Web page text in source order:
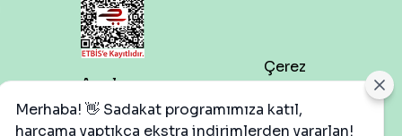
Çerez
Ayarları
Merhaba! 👋 Sadakat programımıza katıl,
harcama yaptıkça ekstra indirimlerden yararlan!